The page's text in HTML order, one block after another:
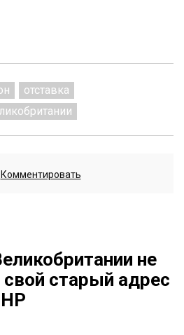
отставка
Комментировать
не
старый адрес